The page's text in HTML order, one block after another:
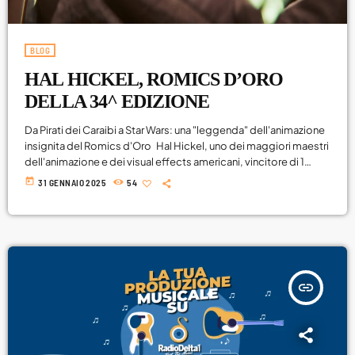
Attualità
Blog
Breakfast
Delta1
DJ
BLOG
HAL HICKEL, ROMICS D’ORO
DELLA 34^ EDIZIONE
Da Pirati dei Caraibi a Star Wars: una "leggenda" dell'animazione
insignita del Romics d'Oro Hal Hickel, uno dei maggiori maestri
dell'animazione e dei visual effects americani, vincitore di 1
premio Oscar, 2 Emmy, 1 Bafta e 2 Saturn Award, sarà celebrato
today 31 GENNAIO 2025 54
insert_link